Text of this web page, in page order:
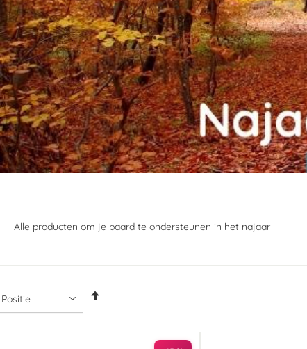
Alle producten om je paard te ondersteunen in het najaar